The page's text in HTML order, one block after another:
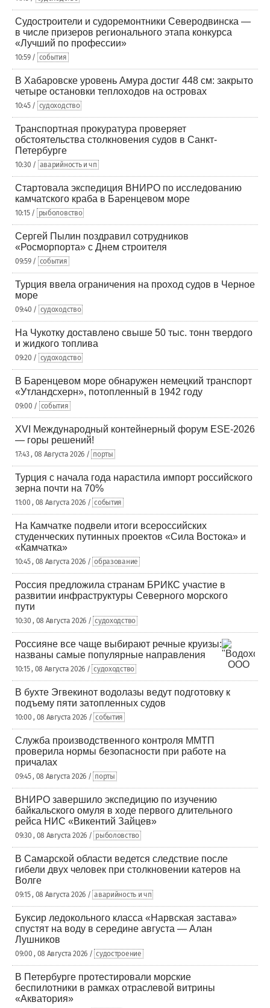
Судостроители и судоремонтники Северодвинска —
в числе призеров регионального этапа конкурса
«Лучший по профессии»
10:59 / события
В Хабаровске уровень Амура достиг 448 см: закрыто
четыре остановки теплоходов на островах
10:45 / судоходство
Транспортная прокуратура проверяет
обстоятельства столкновения судов в Санкт-
Петербурге
10:30 / аварийность и чп
Стартовала экспедиция ВНИРО по исследованию
камчатского краба в Баренцевом море
10:15 / рыболовство
Сергей Пылин поздравил сотрудников
«Росморпорта» с Днем строителя
09:59 / события
Турция ввела ограничения на проход судов в Черное
море
09:40 / судоходство
На Чукотку доставлено свыше 50 тыс. тонн твердого
и жидкого топлива
09:20 / судоходство
В Баренцевом море обнаружен немецкий транспорт
«Утландсхерн», потопленный в 1942 году
09:00 / события
XVI Международный контейнерный форум ESE-2026
— горы решений!
17:43 , 08 Августа 2026 / порты
Турция с начала года нарастила импорт российского
зерна почти на 70%
11:00 , 08 Августа 2026 / события
На Камчатке подвели итоги всероссийских
студенческих путинных проектов «Сила Востока» и
«Камчатка»
10:45 , 08 Августа 2026 / образование
Россия предложила странам БРИКС участие в
развитии инфраструктуры Северного морского
пути
10:30 , 08 Августа 2026 / судоходство
Россияне все чаще выбирают речные круизы:
названы самые популярные направления
10:15 , 08 Августа 2026 / судоходство
В бухте Эгвекинот водолазы ведут подготовку к
подъему пяти затопленных судов
10:00 , 08 Августа 2026 / события
Служба производственного контроля ММТП
проверила нормы безопасности при работе на
причалах
09:45 , 08 Августа 2026 / порты
ВНИРО завершило экспедицию по изучению
байкальского омуля в ходе первого длительного
рейса НИС «Викентий Зайцев»
09:30 , 08 Августа 2026 / рыболовство
В Самарской области ведется следствие после
гибели двух человек при столкновении катеров на
Волге
09:15 , 08 Августа 2026 / аварийность и чп
Буксир ледокольного класса «Нарвская застава»
спустят на воду в середине августа — Алан
Лушников
09:00 , 08 Августа 2026 / судостроение
В Петербурге протестировали морские
беспилотники в рамках отраслевой витрины
«Акватория»